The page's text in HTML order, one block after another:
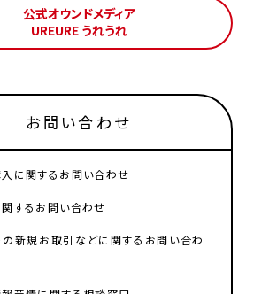
公式オウンドメディア
UREURE うれうれ
お問い合わせ
に関するお問い合わせ
するお問い合わせ
新規お取引などに関するお問い合わ